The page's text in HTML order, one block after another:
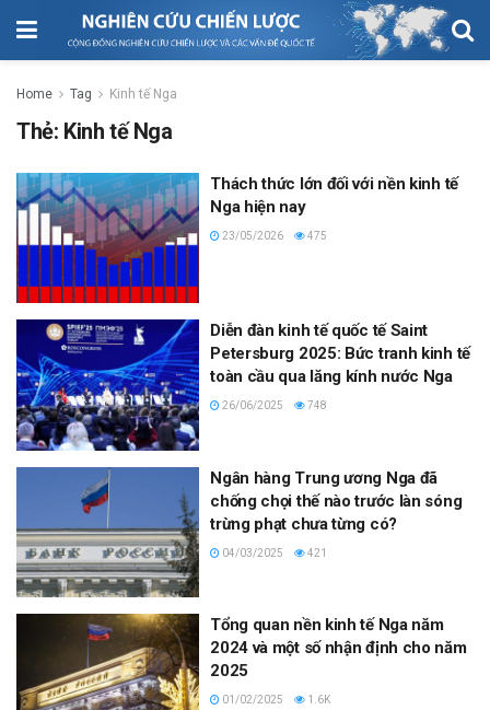
Home Tag Kinh tế Nga
Thẻ: Kinh tế Nga
Thách thức lớn đối với nền kinh tế
Nga hiện nay
23/05/2026 475
Diễn đàn kinh tế quốc tế Saint
Petersburg 2025: Bức tranh kinh tế
toàn cầu qua lăng kính nước Nga
26/06/2025 748
Ngân hàng Trung ương Nga đã
chống chọi thế nào trước làn sóng
trừng phạt chưa từng có?
04/03/2025 421
Tổng quan nền kinh tế Nga năm
2024 và một số nhận định cho năm
2025
01/02/2025 1.6K